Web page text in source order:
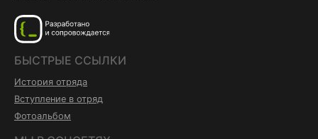
БЫСТРЫЕ ССЫЛКИ
История отряда
Вступление в отряд
Фотоальбом